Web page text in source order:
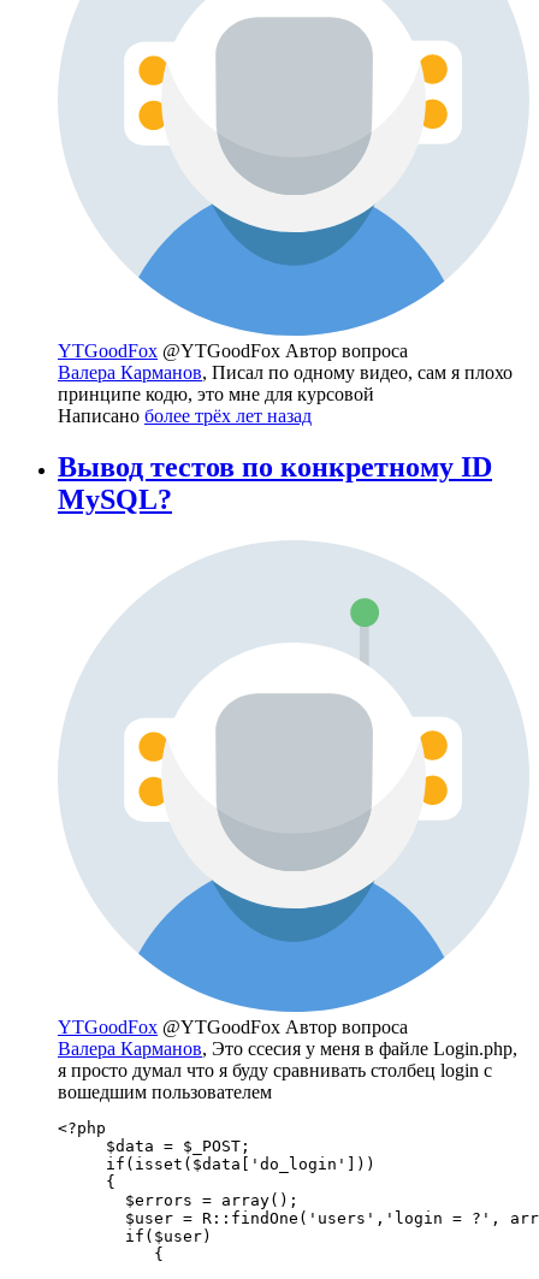
YTGoodFox @YTGoodFox Автор вопроса
Валера Карманов, Писал по одному видео, сам я плохо
принципе кодю, это мне для курсовой
Написано более трёх лет назад
Вывод тестов по конкретному ID
MySQL?
YTGoodFox @YTGoodFox Автор вопроса
Валера Карманов, Это ссесия у меня в файле Login.php,
я просто думал что я буду сравнивать столбец login с
вошедшим пользователем
<?php
     $data = $_POST;
     if(isset($data['do_login']))
     {
       $errors = array();
$user = R::findOne('users','login = ?',
       if($user)
          {